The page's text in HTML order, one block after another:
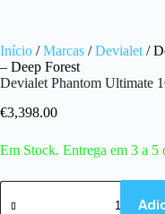
Início /Marcas /Devialet /
– Deep Forest
Devialet Phantom Ultimate
€3,398.00
Em Stock. Entrega em 3 a 5
Quantidade
de